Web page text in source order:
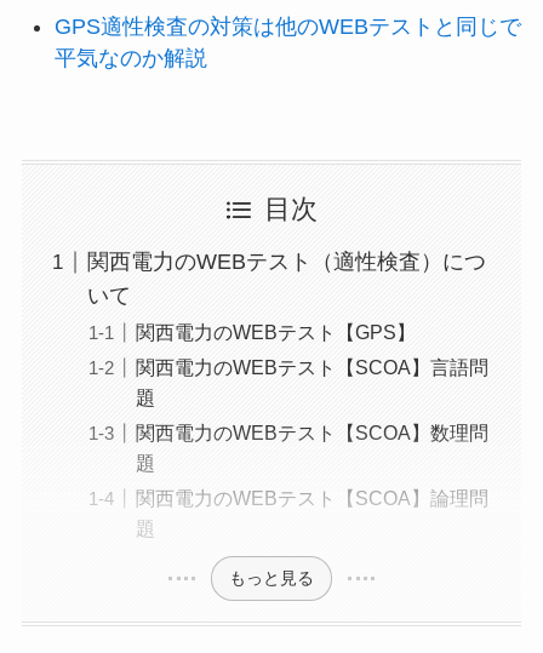
GPS適性検査の対策は他のWEBテストと同じで
平気なのか解説
目次
関西電力のWEBテスト（適性検査）につ
いて
関西電力のWEBテスト【GPS】
関西電力のWEBテスト【SCOA】言語問
題
関西電力のWEBテスト【SCOA】数理問
題
関西電力のWEBテスト【SCOA】論理問
題
もっと見る